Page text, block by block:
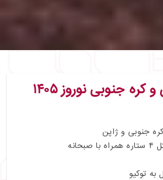
جنوبی نوروز ۱۴۰۵
جنوبی و ژاپن
به توکیو